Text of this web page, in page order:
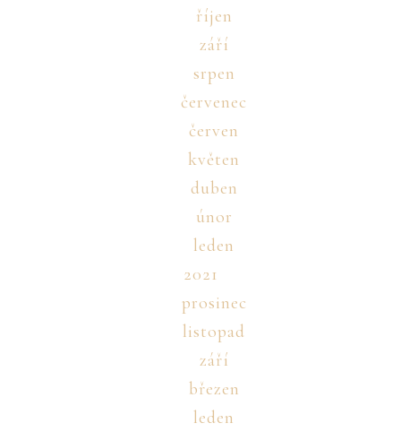
říjen
září
srpen
červenec
červen
květen
duben
únor
leden
2021
prosinec
listopad
září
březen
leden